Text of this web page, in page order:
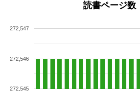
読書ページ数
272,545
272,546
272,547